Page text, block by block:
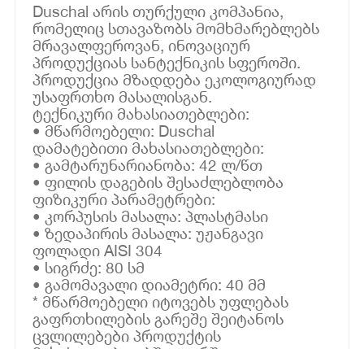
Duschal არის თურქული კომპანია,
რომელიც სთავაზობს მომხმარებლებს
მრავალფეროვან, ინოვაციურ
პროდუქციას სანტექნიკის სფეროში.
პროდუქცია მზადდება ეკოლოგიურად
უსაფრთხო მასალისგან.
ტექნიკური მახასიათებლები:
• მწარმოებელი: Duschal
დამატებითი მახასიათებლები:
• გამტარუნარიანობა: 42 ლ/წთ
• ფილის დაგების შესაძლებლობა
ფიზიკური პარამეტრები:
• კორპუსის მასალა: პლასტმასი
• ზედაპირის მასალა: უჟანგავი
ფოლადი AISI 304
• სიგრძე: 80 სმ
• გამომავალი დიამეტრი: 40 მმ
* მწარმოებელი იტოვებს უფლებას
გაფრთხილების გარეშე შეიტანოს
ცვლილებები პროდუქტის